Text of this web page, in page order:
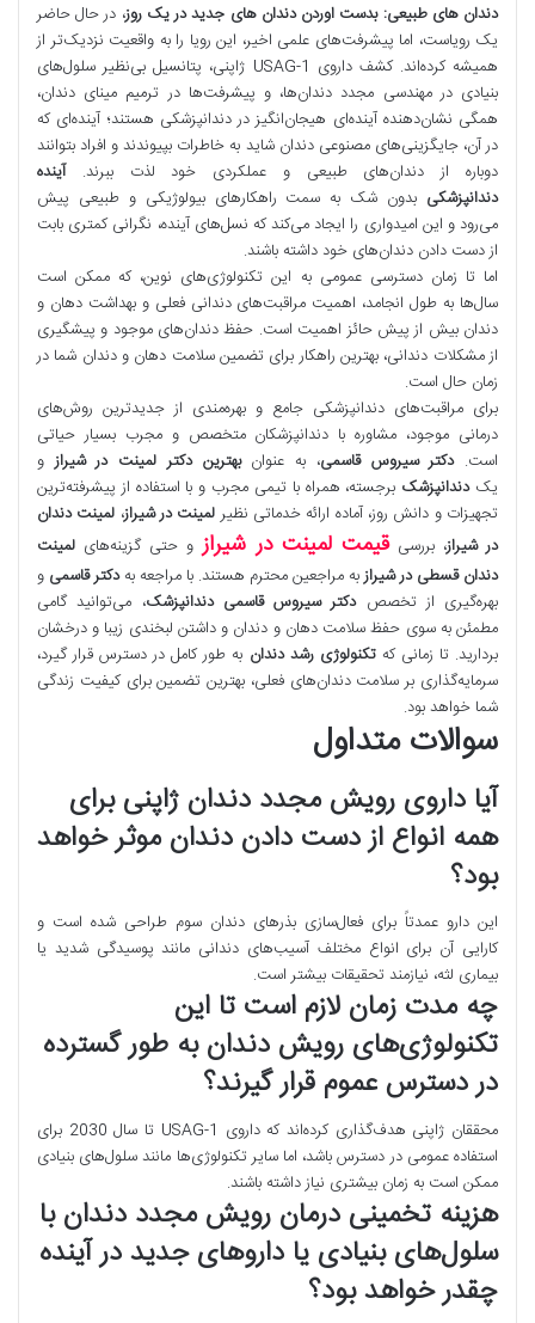
دندان‌ های طبیعی: بدست اوردن دندان ‌های جدید در یک روز، در حال حاضر
یک رویاست، اما پیشرفت‌های علمی اخیر، این رویا را به واقعیت نزدیک‌تر از
همیشه کرده‌اند. کشف داروی USAG-1 ژاپنی، پتانسیل بی‌نظیر سلول‌های
بنیادی در مهندسی مجدد دندان‌ها، و پیشرفت‌ها در ترمیم مینای دندان،
همگی نشان‌دهنده آینده‌ای هیجان‌انگیز در دندانپزشکی هستند؛ آینده‌ای که
در آن، جایگزینی‌های مصنوعی دندان شاید به خاطرات بپیوندند و افراد بتوانند
دوباره از دندان‌های طبیعی و عملکردی خود لذت ببرند.
آینده
دندانپزشکی بدون شک به سمت راهکارهای بیولوژیکی و طبیعی پیش
می‌رود و این امیدواری را ایجاد می‌کند که نسل‌های آینده، نگرانی کمتری بابت
از دست دادن دندان‌های خود داشته باشند.
اما تا زمان دسترسی عمومی به این تکنولوژی‌های نوین، که ممکن است
سال‌ها به طول انجامد، اهمیت مراقبت‌های دندانی فعلی و بهداشت دهان و
دندان بیش از پیش حائز اهمیت است. حفظ دندان‌های موجود و پیشگیری
از مشکلات دندانی، بهترین راهکار برای تضمین سلامت دهان و دندان شما در
زمان حال است.
برای مراقبت‌های دندانپزشکی جامع و بهره‌مندی از جدیدترین روش‌های
درمانی موجود، مشاوره با دندانپزشکان متخصص و مجرب بسیار حیاتی
است. دکتر سیروس قاسمی، به عنوان بهترین دکتر لمینت در شیراز و
یک دندانپزشک برجسته، همراه با تیمی مجرب و با استفاده از پیشرفته‌ترین
تجهیزات و دانش روز، آماده ارائه خدماتی نظیر لمینت در شیراز، لمینت دندان
در شیراز، بررسی قیمت لمینت در شیراز و حتی گزینه‌های لمینت
دندان قسطی در شیرازبه مراجعین محترم هستند. با مراجعه به دکتر قاسمی و
بهره‌گیری از تخصص دکتر سیروس قاسمی دندانپزشک، می‌توانید گامی
مطمئن به سوی حفظ سلامت دهان و دندان و داشتن لبخندی زیبا و درخشان
بردارید. تا زمانی که تکنولوژی رشد دندان به طور کامل در دسترس قرار گیرد،
سرمایه‌گذاری بر سلامت دندان‌های فعلی، بهترین تضمین برای کیفیت زندگی
شما خواهد بود.
سوالات متداول
آیا داروی رویش مجدد دندان ژاپنی برای
همه انواع از دست دادن دندان موثر خواهد
بود؟
این دارو عمدتاً برای فعال‌سازی بذرهای دندان سوم طراحی شده است و
کارایی آن برای انواع مختلف آسیب‌های دندانی مانند پوسیدگی شدید یا
بیماری لثه، نیازمند تحقیقات بیشتر است.
چه مدت زمان لازم است تا این
تکنولوژی‌های رویش دندان به طور گسترده
در دسترس عموم قرار گیرند؟
محققان ژاپنی هدف‌گذاری کرده‌اند که داروی USAG-1 تا سال 2030 برای
استفاده عمومی در دسترس باشد، اما سایر تکنولوژی‌ها مانند سلول‌های بنیادی
ممکن است به زمان بیشتری نیاز داشته باشند.
هزینه تخمینی درمان رویش مجدد دندان با
سلول‌های بنیادی یا داروهای جدید در آینده
چقدر خواهد بود؟